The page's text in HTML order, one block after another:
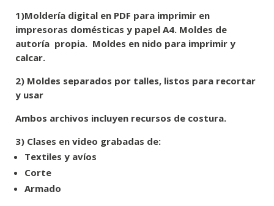
1)Moldería digital en PDF para imprimir en
impresoras domésticas y papel A4. Moldes de
autoría propia. Moldes en nido para imprimir y
calcar.
2) Moldes separados por talles, listos para recortar
y usar
Ambos archivos incluyen recursos de costura.
3) Clases en video grabadas de:
Textiles y avíos
Corte
Armado